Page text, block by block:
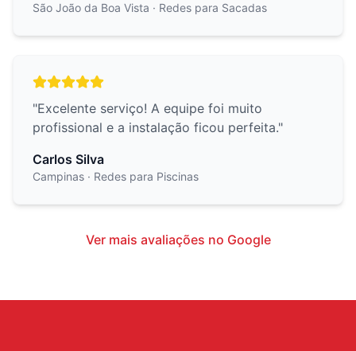
São João da Boa Vista · Redes para Sacadas
"Excelente serviço! A equipe foi muito
profissional e a instalação ficou perfeita."
Carlos Silva
Campinas · Redes para Piscinas
Ver mais avaliações no Google